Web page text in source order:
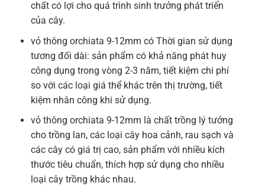
chất có lợi cho quá trình sinh trưởng phát triển
của cây.
vỏ thông orchiata 9-12mm có Thời gian sử dụng
tương đối dài: sản phẩm có khả năng phát huy
công dụng trong vòng 2-3 năm, tiết kiệm chi phí
so với các loại giá thể khác trên thị trường, tiết
kiệm nhân công khi sử dụng.
vỏ thông orchiata 9-12mm là chất trồng lý tưởng
cho trồng lan, các loại cây hoa cảnh, rau sạch và
các cây có giá trị cao, sản phẩm với nhiều kích
thước tiêu chuẩn, thích hợp sử dụng cho nhiều
loại cây trồng khác nhau.